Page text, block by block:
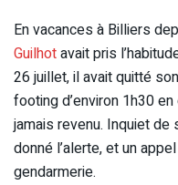
En vacances à Billiers
Guilhotavait pris
26 juillet, il avait quitté
footing d’environ 1h30
jamais revenu. Inquiet
donné l’alerte, et un
gendarmerie.